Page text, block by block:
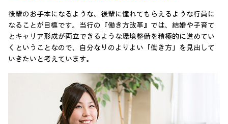
後輩のお手本になるような、後輩に憧れてもらえるような行員に
なることが目標です。当行の『働き方改革』では、結婚や子育て
とキャリア形成が両立できるような環境整備を積極的に進めてい
くということなので、自分なりのよりよい「働き方」を見出して
いきたいと考えています。